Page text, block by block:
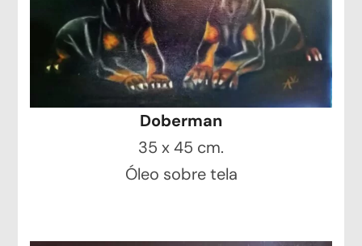
Doberman
35 x 45 cm.
Óleo sobre tela